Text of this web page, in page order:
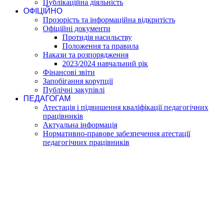
Публікаційна діяльність
ОФІЦІЙНО
Прозорість та інформаційна відкритість
Офіційні документи
Протидія насильству
Положення та правила
Накази та розпорядження
2023/2024 навчальний рік
Фінансові звіти
Запобігання корупції
Публічні закупівлі
ПЕДАГОГАМ
Атестація і підвишення кваліфікації педагогічних
працівників
Актуальна інформація
Нормативно-правове забезпечення атестації
педагогічних працівників